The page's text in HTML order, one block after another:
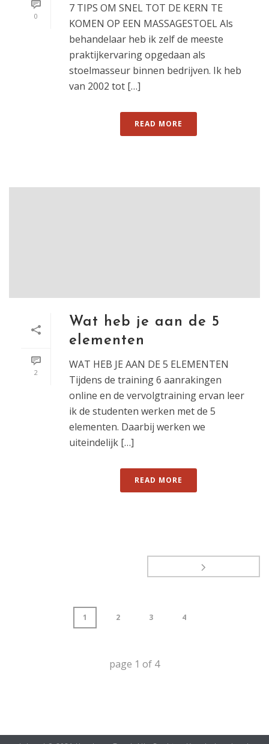
0
7 TIPS OM SNEL TOT DE KERN TE
KOMEN OP EEN MASSAGESTOEL Als
behandelaar heb ik zelf de meeste
praktijkervaring opgedaan als
stoelmasseur binnen bedrijven. Ik heb
van 2002 tot […]
READ MORE
2
Wat heb je aan de 5
elementen
WAT HEB JE AAN DE 5 ELEMENTEN
Tijdens de training 6 aanrakingen
online en de vervolgtraining ervan leer
ik de studenten werken met de 5
elementen. Daarbij werken we
uiteindelijk […]
READ MORE
1 2 3 4
page 1 of 4